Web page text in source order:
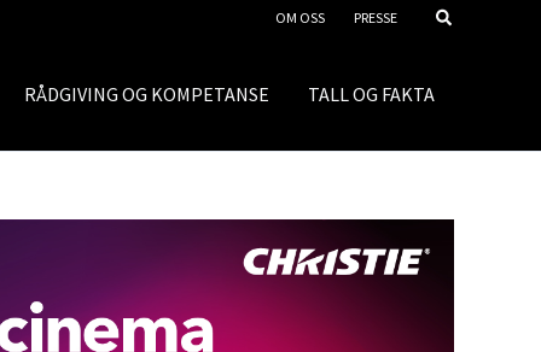
OM OSS PRESSE
RÅDGIVING OG KOMPETANSE TALL OG FAKTA